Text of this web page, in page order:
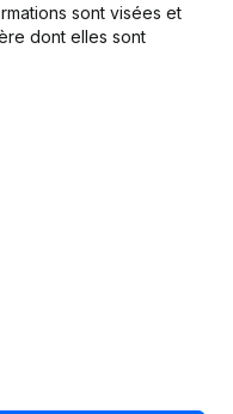
etc...)
Umb Structure?
Umb Structure?
sont visées et
dont elles sont